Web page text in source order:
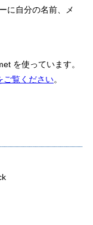
に自分の名前、メ
を使っています。
ご覧ください。